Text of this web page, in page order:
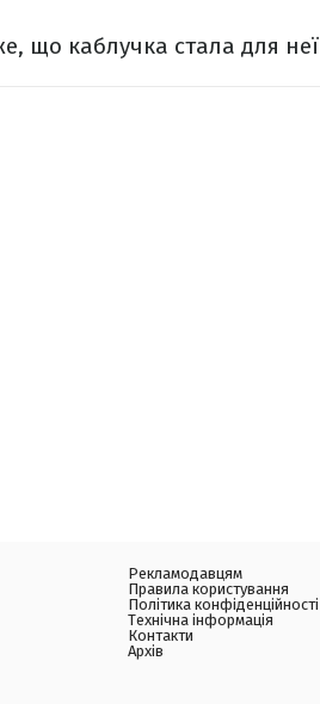
що каблучка стала для
Рекламодавцям
Правила користування
Політика конфіденційності
Технічна інформація
Контакти
Архів